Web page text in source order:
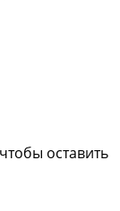
чтобы оставить